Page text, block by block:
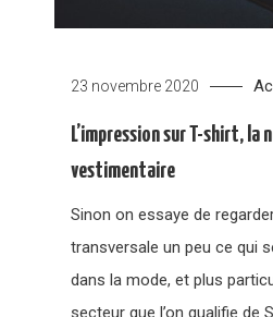
23 novembre 2020
L’impression sur T-shirt, la
vestimentaire
Sinon on essaye de
transversale un peu ce qui
dans la mode, et plus
secteur que l’on qualifie de